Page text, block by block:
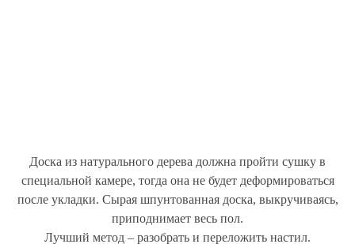
Доска из натурального дерева должна пройти сушку в
специальной камере, тогда она не будет деформироваться
после укладки. Сырая шпунтованная доска, выкручиваясь,
приподнимает весь пол.
Лучший метод – разобрать и переложить настил.